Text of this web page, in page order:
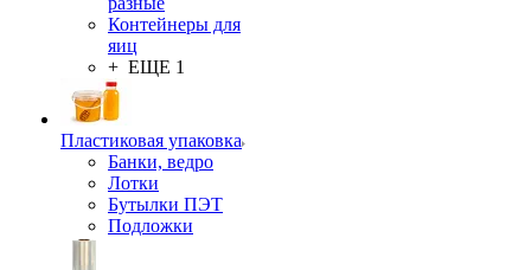
Контейнеры для
яиц
+ ЕЩЕ 1
Пластиковая упаковка
Банки, ведро
Лотки
Бутылки ПЭТ
Подложки